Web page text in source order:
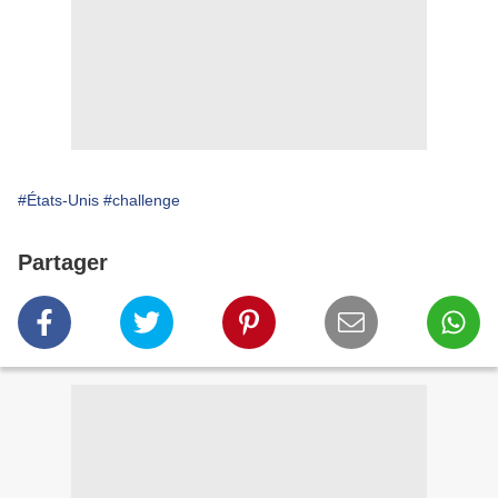
#États-Unis #challenge
Partager